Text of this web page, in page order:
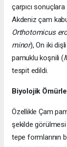
çarpıcı
Akdeniz çam
Orthotomicus
minor), On iki
pamuklu koşnili (
tespit edildi.
Biyolojik
Özellikle Çam
şekilde görülmesi
tepe formlarının